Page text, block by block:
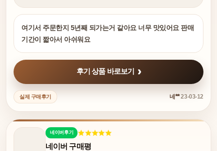
여기서 주문한지 5년째 되가는거 같아요 너무 맛있어요 판매
기간이 짧아서 아쉬워요
후기 상품 바로보기
실제 구매후기 네**23-03-12
네이버후기
네이버 구매평